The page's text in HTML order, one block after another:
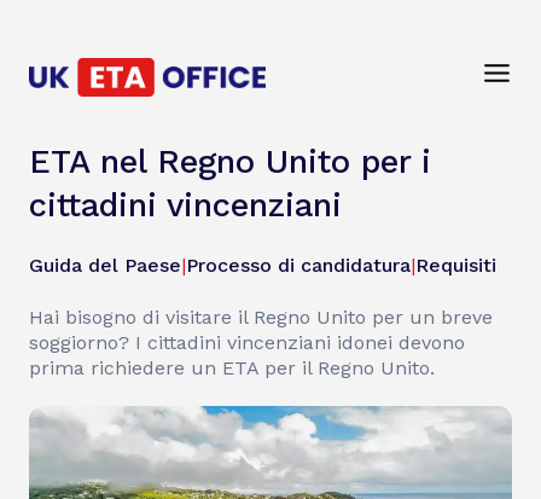
ETA nel Regno Unito per i
cittadini vincenziani
Guida del Paese|Processo di candidatura|Requisiti
Hai bisogno di visitare il Regno Unito per un breve
soggiorno? I cittadini vincenziani idonei devono
prima richiedere un ETA per il Regno Unito.